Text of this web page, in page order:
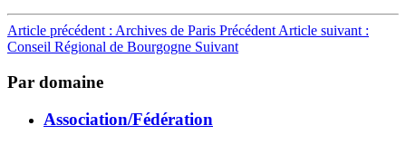
Article précédent : Archives de Paris Précédent Article suivant :
Conseil Régional de Bourgogne Suivant
Par domaine
Association/Fédération